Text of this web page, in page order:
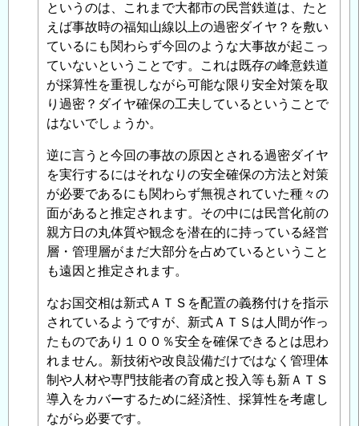
る
「Re:
鉄
道
等
の
民
営
化
に
つ
い
て
の
つ
の
考
え
方 」
へ
の
というのは、これまで大都市の民営鉄道は、たと
えば事故時の福知山線以上の過密ダイヤ？を敷い
ているにも関わらず今回のような大事故が起こっ
ていないということです。これは既存の峰意鉄道
が採算性を重視しながら可能な限り安全対策を取
り過密？ダイヤ確保の工夫しているということで
はないでしょうか。
逆に言うと今回の事故の原因とされる過密ダイヤ
を実行するにはそれなりの安全確保の方法と対策
が必要であるにも関わらず無視されていた種々の
面があると推定されます。その中には民営化前の
親方日の丸体質や観念を潜在的に持っている経営
層・管理層がまだ大部分を占めているということ
も遠因と推定されます。
なお国交相は新式ＡＴＳを配置の義務付けを指示
されているようですが、新式ＡＴＳは人間が作っ
たものであり１００％安全を確保できるとは思わ
れません。新技術や改良設備だけではなく管理体
制や人材や専門技能者の育成と投入等も新ＡＴＳ
導入をカバーするために経済性、採算性を考慮し
ながら必要です。